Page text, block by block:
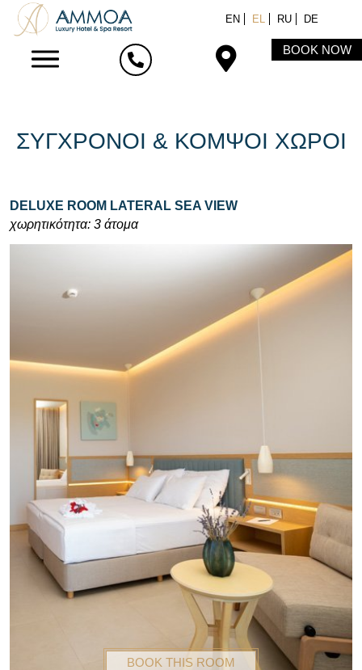
EN EL RU DE
BOOK NOW
ΣΥΓΧΡΟΝΟΙ & ΚΟΜΨΟΙ ΧΩΡΟΙ
DELUXE ROOM LATERAL SEA VIEW
χωρητικότητα: 3 άτομα
BOOK THIS ROOM